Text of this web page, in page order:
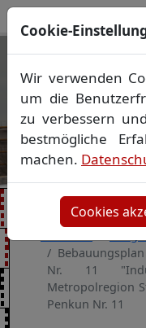
Ihr
Wir
Lageplan
Vorheriges Bild
Nr. 11
Metropolregion
Penkun Nr. 11
Cookie-
Wir verwenden
um die
zu verbessern
bestmögliche
machen.
Cookies